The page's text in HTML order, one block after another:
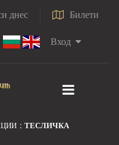
днес Билети
Вход
ТЕСЛИЧКА